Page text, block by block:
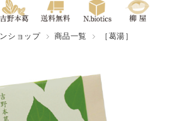
ショップ 商品一覧
［葛湯］